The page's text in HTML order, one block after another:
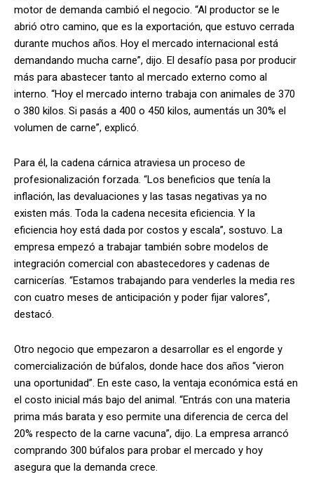
motor de demanda cambió el negocio. “Al productor se le
abrió otro camino, que es la exportación, que estuvo cerrada
durante muchos años. Hoy el mercado internacional está
demandando mucha carne”, dijo. El desafío pasa por producir
más para abastecer tanto al mercado externo como al
interno. “Hoy el mercado interno trabaja con animales de 370
o 380 kilos. Si pasás a 400 o 450 kilos, aumentás un 30% el
volumen de carne”, explicó.
Para él, la cadena cárnica atraviesa un proceso de
profesionalización forzada. “Los beneficios que tenía la
inflación, las devaluaciones y las tasas negativas ya no
existen más. Toda la cadena necesita eficiencia. Y la
eficiencia hoy está dada por costos y escala”, sostuvo. La
empresa empezó a trabajar también sobre modelos de
integración comercial con abastecedores y cadenas de
carnicerías. “Estamos trabajando para venderles la media res
con cuatro meses de anticipación y poder fijar valores”,
destacó.
Otro negocio que empezaron a desarrollar es el engorde y
comercialización de búfalos, donde hace dos años “vieron
una oportunidad”. En este caso, la ventaja económica está en
el costo inicial más bajo del animal. “Entrás con una materia
prima más barata y eso permite una diferencia de cerca del
20% respecto de la carne vacuna”, dijo. La empresa arrancó
comprando 300 búfalos para probar el mercado y hoy
asegura que la demanda crece.